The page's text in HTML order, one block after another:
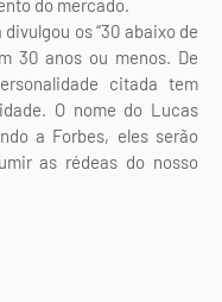
do mercado.
os “30 abaixo de
30 anos ou menos. De
citada tem
O nome do Lucas
a Forbes, eles serão
as rédeas do nosso